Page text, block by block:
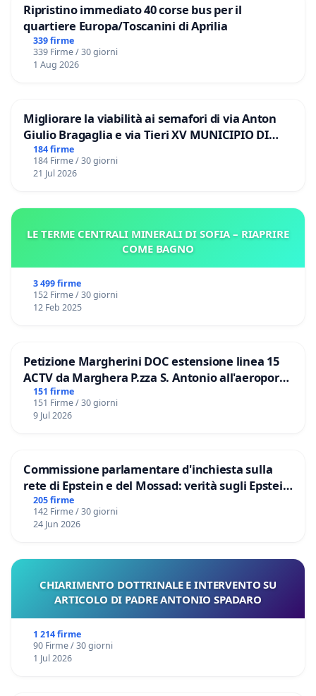
Ripristino immediato 40 corse bus per il
quartiere Europa/Toscanini di Aprilia
339 firme
339 Firme / 30 giorni
1 Aug 2026
Migliorare la viabilità ai semafori di via Anton
Giulio Bragaglia e via Tieri XV MUNICIPIO DI
ROMA
184 firme
184 Firme / 30 giorni
21 Jul 2026
LE TERME CENTRALI MINERALI DI SOFIA – RIAPRIRE
COME BAGNO
3 499 firme
152 Firme / 30 giorni
12 Feb 2025
Petizione Margherini DOC estensione linea 15
ACTV da Marghera P.zza S. Antonio all'aeroporto
Marco Polo tariffa a € 1,50
151 firme
151 Firme / 30 giorni
9 Jul 2026
Commissione parlamentare d'inchiesta sulla
rete di Epstein e del Mossad: verità sugli Epstein
Files
205 firme
142 Firme / 30 giorni
24 Jun 2026
CHIARIMENTO DOTTRINALE E INTERVENTO SU
ARTICOLO DI PADRE ANTONIO SPADARO
1 214 firme
90 Firme / 30 giorni
1 Jul 2026